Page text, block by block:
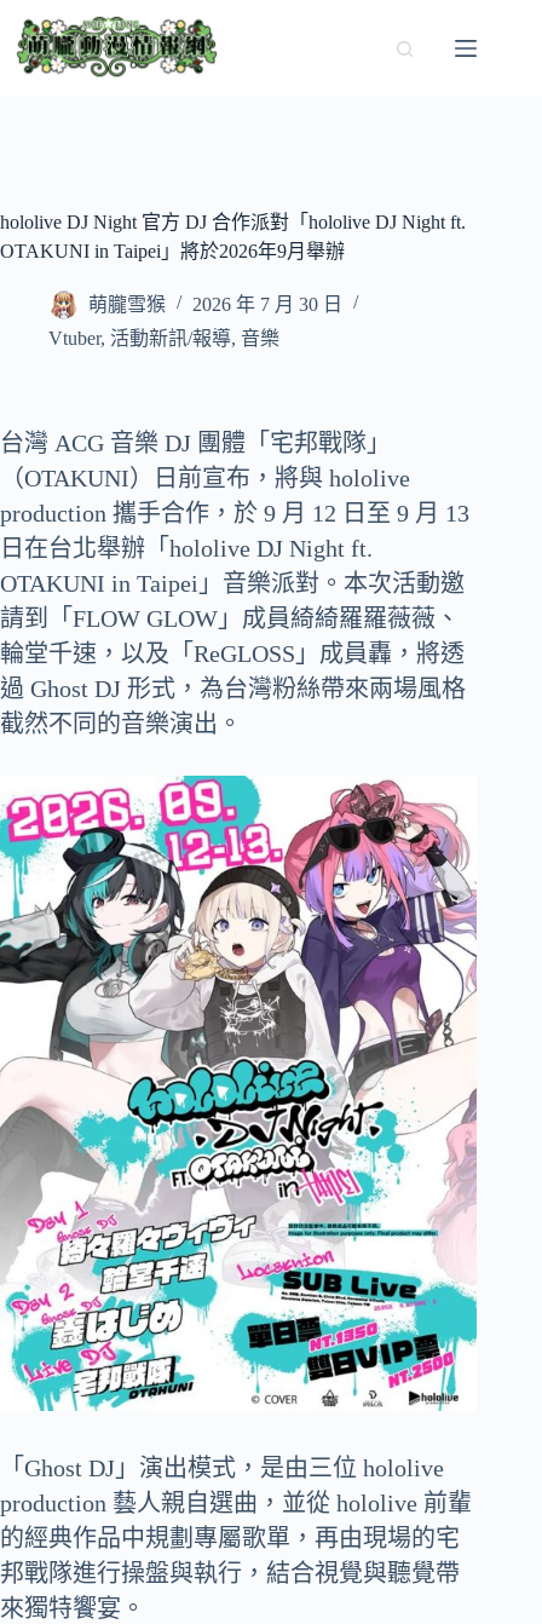
至
hololive DJ Night 官方 DJ 合作派對「hololive DJ Night ft.
OTAKUNI in Taipei」將於2026年9月舉辦
萌朧雪猴
2026 年 7 月 30 日
Vtuber, 活動新訊/報導, 音樂
台灣 ACG 音樂 DJ 團體「宅邦戰隊」
（OTAKUNI）日前宣布，將與 hololive
production 攜手合作，於 9 月 12 日至 9 月 13
日在台北舉辦「hololive DJ Night ft.
OTAKUNI in Taipei」音樂派對。本次活動邀
請到「FLOW GLOW」成員綺綺羅羅薇薇、
輪堂千速，以及「ReGLOSS」成員轟，將透
過 Ghost DJ 形式，為台灣粉絲帶來兩場風格
截然不同的音樂演出。
「Ghost DJ」演出模式，是由三位 hololive
production 藝人親自選曲，並從 hololive 前輩
的經典作品中規劃專屬歌單，再由現場的宅
邦戰隊進行操盤與執行，結合視覺與聽覺帶
來獨特饗宴。